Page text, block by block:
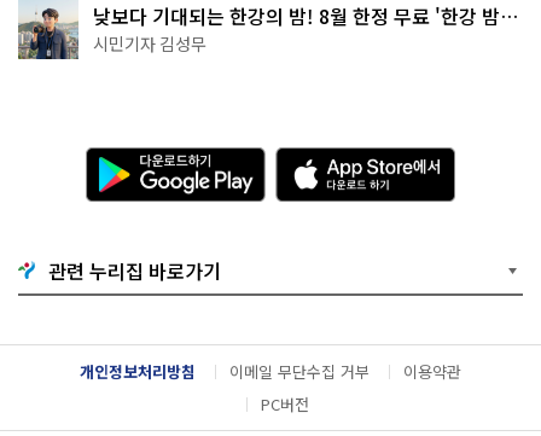
낮보다 기대되는 한강의 밤! 8월 한정 무료 '한강 밤
핑' 예약은?
시민기자 김성무
다
운
로
기
G
o
g
l
e
l
A
p
p
e
서
다
운
드
관련 누리집 바로가기
개인정보처리방침 이메일 무단수집 거부
이용약관
PC버전